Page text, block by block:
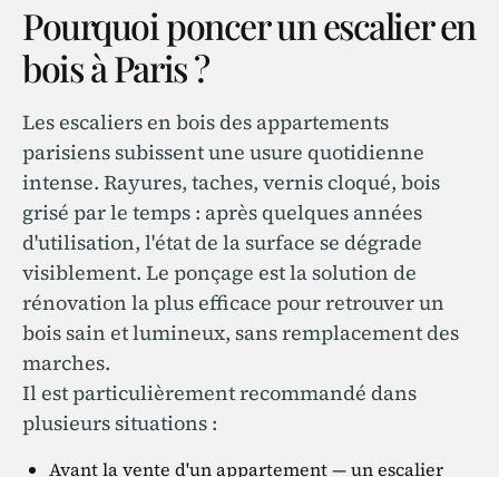
Pourquoi poncer un escalier en
bois à Paris ?
Les escaliers en bois des appartements
parisiens subissent une usure quotidienne
intense. Rayures, taches, vernis cloqué, bois
grisé par le temps : après quelques années
d'utilisation, l'état de la surface se dégrade
visiblement. Le ponçage est la solution de
rénovation la plus efficace pour retrouver un
bois sain et lumineux, sans remplacement des
marches.
Il est particulièrement recommandé dans
plusieurs situations :
Avant la vente d'un appartement — un escalier